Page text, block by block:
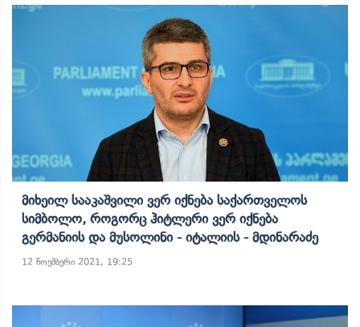
Მიხეილ Სააკაშვილი Ვერ Იქნება Საქართველოს
Სიმბოლო, Როგორც Ჰიტლერი Ვერ Იქნება
Გერმანიის Და Მუსოლინი - Იტალიის - Მდინარაძე
12 ნოემბერი 2021, 19:25